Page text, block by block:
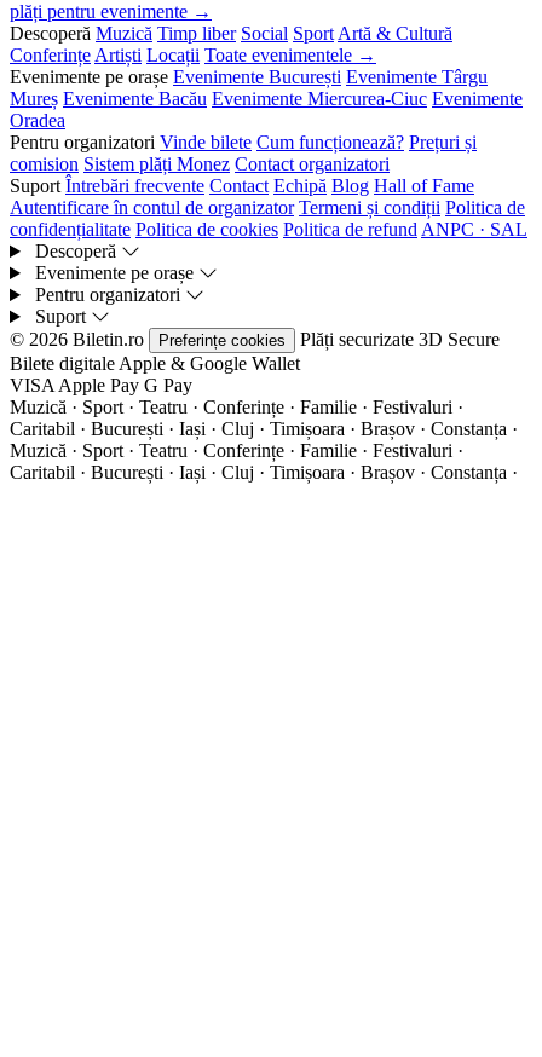
plăți pentru evenimente →
Descoperă Muzică Timp liber Social Sport Artă & Cultură
Conferințe Artiști Locații Toate evenimentele →
Evenimente pe orașe Evenimente București Evenimente Târgu
Mureș Evenimente Bacău Evenimente Miercurea-Ciuc Evenimente
Oradea
Pentru organizatori Vinde bilete Cum funcționează? Prețuri și
comision Sistem plăți Monez Contact organizatori
Suport Întrebări frecvente Contact Echipă Blog Hall of Fame
Autentificare în contul de organizator Termeni și condiții Politica de
confidențialitate Politica de cookies Politica de refund ANPC · SAL
Descoperă
Evenimente pe orașe
Pentru organizatori
Suport
© 2026 Biletin.ro
Preferințe cookies Plăți securizate 3D Secure
Bilete digitale Apple & Google Wallet
VISA Apple Pay G Pay
Muzică · Sport · Teatru · Conferințe · Familie · Festivaluri ·
Caritabil · București · Iași · Cluj · Timișoara · Brașov · Constanța ·
Muzică · Sport · Teatru · Conferințe · Familie · Festivaluri ·
Caritabil · București · Iași · Cluj · Timișoara · Brașov · Constanța ·